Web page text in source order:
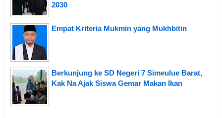
2030
Empat Kriteria Mukmin yang Mukhbitin
Berkunjung ke SD Negeri 7 Simeulue Barat,
Kak Na Ajak Siswa Gemar Makan Ikan